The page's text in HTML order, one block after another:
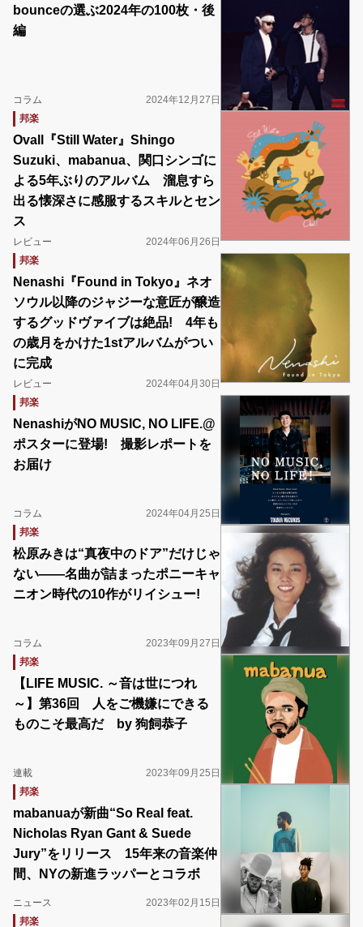
bounceの選ぶ2024年の100枚・後
編
コラム
2024年12月27日
邦楽
Ovall『Still Water』Shingo
Suzuki、mabanua、関口シンゴに
よる5年ぶりのアルバム 溜息すら
出る懐深さに感服するスキルとセン
ス
レビュー
2024年06月26日
邦楽
Nenashi『Found in Tokyo』ネオ
ソウル以降のジャジーな意匠が醸造
するグッドヴァイブは絶品! 4年も
の歳月をかけた1stアルバムがつい
に完成
レビュー
2024年04月30日
邦楽
NenashiがNO MUSIC, NO LIFE.@
ポスターに登場! 撮影レポートを
お届け
コラム
2024年04月25日
邦楽
松原みきは“真夜中のドア”だけじゃ
ない――名曲が詰まったポニーキャ
ニオン時代の10作がリイシュー!
コラム
2023年09月27日
邦楽
【LIFE MUSIC. ～音は世につれ
～】第36回 人をご機嫌にできる
ものこそ最高だ by 狗飼恭子
連載
2023年09月25日
邦楽
mabanuaが新曲“So Real feat.
Nicholas Ryan Gant & Suede
Jury”をリリース 15年来の音楽仲
間、NYの新進ラッパーとコラボ
ニュース
2023年02月15日
邦楽